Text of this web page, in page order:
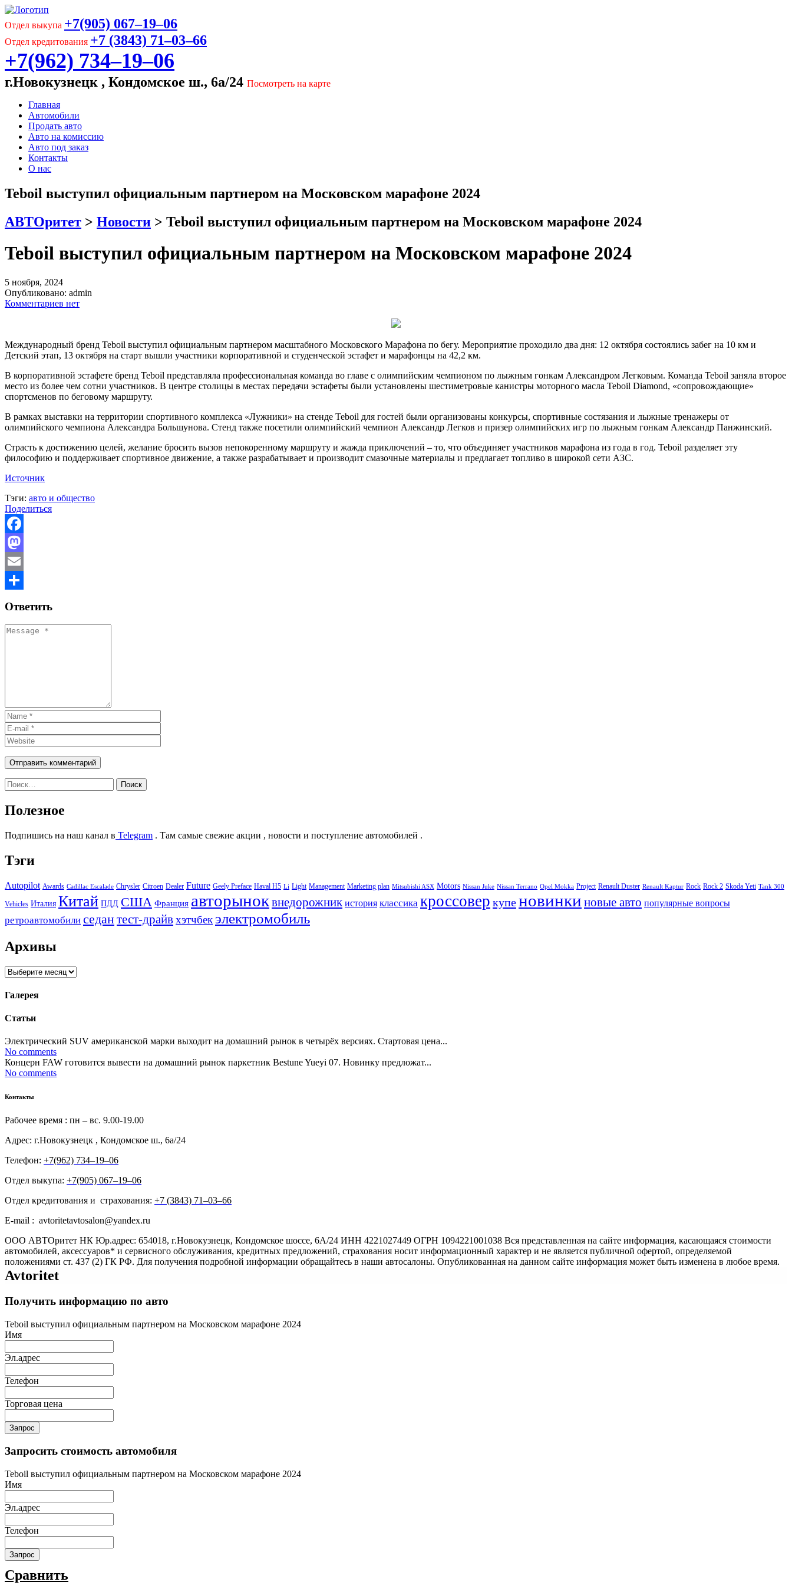
Отдел выкупа +7(905) 067‒19‒06
Отдел кредитования +7 (3843) 71‒03‒66
+7(962) 734‒19‒06
г.Новокузнецк , Кондомское ш., 6а/24 Посмотреть на карте
Главная
Автомобили
Продать авто
Авто на комиссию
Авто под заказ
Контакты
О нас
Teboil выступил официальным партнером на Московском марафоне 2024
АВТОритет > Новости > Teboil выступил официальным партнером на Московском марафоне 2024
Teboil выступил официальным партнером на Московском марафоне 2024
5 ноября, 2024
Опубликовано: admin
Комментариев нет
Международный бренд Teboil выступил официальным партнером масштабного Московского Марафона по бегу. Мероприятие проходило два дня: 12 октября состоялись забег на 10 км и
Детский этап, 13 октября на старт вышли участники корпоративной и студенческой эстафет и марафонцы на 42,2 км.
В корпоративной эстафете бренд Teboil представляла профессиональная команда во главе с олимпийским чемпионом по лыжным гонкам Александром Легковым. Команда Teboil заняла второе
место из более чем сотни участников. В центре столицы в местах передачи эстафеты были установлены шестиметровые канистры моторного масла Teboil Diamond, «сопровождающие»
спортсменов по беговому маршруту.
В рамках выставки на территории спортивного комплекса «Лужники» на стенде Teboil для гостей были организованы конкурсы, спортивные состязания и лыжные тренажеры от
олимпийского чемпиона Александра Большунова. Стенд также посетили олимпийский чемпион Александр Легков и призер олимпийских игр по лыжным гонкам Александр Панжинский.
Страсть к достижению целей, желание бросить вызов непокоренному маршруту и жажда приключений – то, что объединяет участников марафона из года в год. Teboil разделяет эту
философию и поддерживает спортивное движение, а также разрабатывает и производит смазочные материалы и предлагает топливо в широкой сети АЗС.
Источник
Тэги: авто и общество
Поделиться
Facebook
Mastodon
Email
Ответить
Найти:
Полезное
Подпишись на наш канал в Telegram . Там самые свежие акции , новости и поступление автомобилей .
Тэги
Autopilot Awards Cadillac Escalade Chrysler Citroen Dealer Future Geely Preface Haval H5 Li Light Management Marketing plan Mitsubishi ASX Motors Nissan Juke Nissan Terrano Opel Mokka Project Renault Duster Renault Kaptur Rock Rock 2 Skoda Yeti Tank 300
Vehicles Италия Китай ПДД США Франция авторыноквнедорожник история классика кроссовер купеновинки новые авто популярные вопросы
ретроавтомобили седантест-драйвхэтчбек электромобиль
Архивы
Архивы
Галерея
Статьи
Электрический SUV американской марки выходит на домашний рынок в четырёх версиях. Стартовая цена...
No comments
Концерн FAW готовится вывести на домашний рынок паркетник Bestune Yueyi 07. Новинку предложат...
No comments
Контакты
Рабочее время : пн – вс. 9.00-19.00
Адрес: г.Новокузнецк , Кондомское ш., 6а/24
Телефон: +7(962) 734‒19‒06
Отдел выкупа: +7(905) 067‒19‒06
Отдел кредитования и страхования: +7 (3843) 71‒03‒66
E-mail : avtoritetavtosalon@yandex.ru
ООО АВТОритет НК Юр.адрес: 654018, г.Новокузнецк, Кондомское шоссе, 6А/24 ИНН 4221027449 ОГРН 1094221001038 Вся представленная на сайте информация, касающаяся стоимости
автомобилей, аксессуаров* и сервисного обслуживания, кредитных предложений, страхования носит информационный характер и не является публичной офертой, определяемой
положениями ст. 437 (2) ГК РФ. Для получения подробной информации обращайтесь в наши автосалоны. Опубликованная на данном сайте информация может быть изменена в любое время.
Avtoritet
Получить информацию по авто
Teboil выступил официальным партнером на Московском марафоне 2024
Имя
Эл.адрес
Телефон
Торговая цена
Запрос
Запросить стоимость автомобиля
Teboil выступил официальным партнером на Московском марафоне 2024
Имя
Эл.адрес
Телефон
Запрос
Сравнить